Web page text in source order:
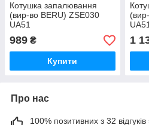
Котушка запалювання
(вир-во BERU) ZSE030
UA51
989 ₴
Купити
UA51
1
Про нас
100% позитивних з 32 відгуків